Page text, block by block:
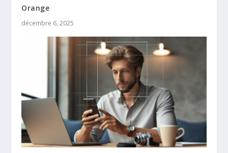
Orange
décembre 6, 2025